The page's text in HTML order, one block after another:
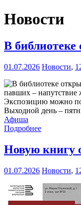
Новости
В
01.07.2026 Новости,
павших – напутствие
Экспозицию можно
Выходной день –
Афиша
Подробнее
Новую книгу
01.07.2026 Новости,